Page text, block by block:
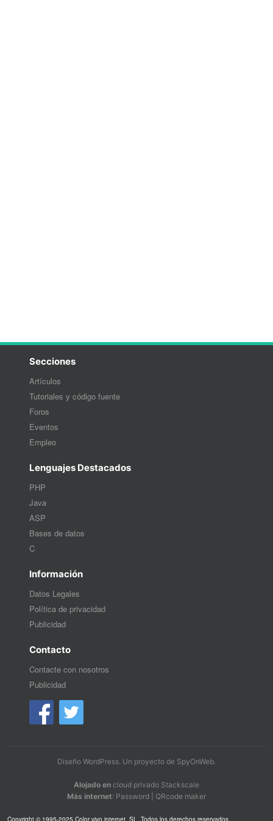
Secciones
Artículos
Tutoriales y código fuente
Foros
Eventos
Empleo
Lenguajes Destacados
PHP
Java
ASP
Bases de datos
C
Información
Datos Legales
Política de privacidad
Publicidad
Contacto
Contacte con nosotros
Publicidad
Diseño WordPress. Un proyecto de SpyOnWeb.
Alojado en cloud privado Stackscale
Más internet: Password QRcode maker
Copyright © 1995-2025 Color vivo internet, SL. Todos los derechos reservados